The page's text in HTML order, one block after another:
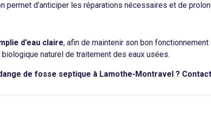
d’anticiper les réparations nécessaires et de
d’eau claire, afin de maintenir son bon
naturel de traitement des eaux usées.
de fosse septique à Lamothe-Montravel ?